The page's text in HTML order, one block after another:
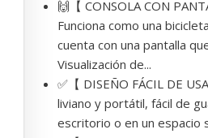
🙌【 CONSOLA CON
Funciona como una
cuenta con una pantalla
Visualización de...
✅【 DISEÑO FÁCIL DE
liviano y portátil, fácil de
escritorio o en un espacio